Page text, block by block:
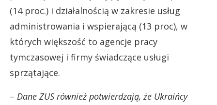
(14 proc.) i działalnością w zakresie usług
administrowania i wspierającą (13 proc), w
których większość to agencje pracy
tymczasowej i firmy świadczące usługi
sprzątające.
– Dane ZUS również potwierdzają, że Ukraińcy